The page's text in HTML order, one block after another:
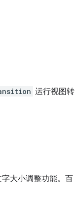
运行视图转
大小调整功能。百